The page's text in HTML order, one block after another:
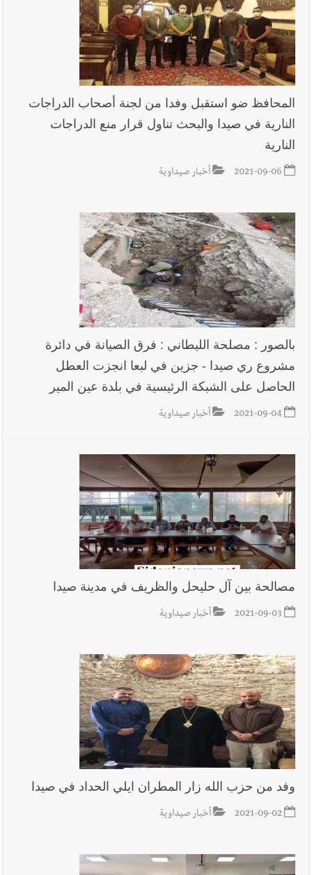
المحافظ ضو استقبل وفدا من لجنة أصحاب الدراجات
النارية في صيدا والبحث تناول قرار منع الدراجات
النارية
2021-09-06 أخبار صيداوية
بالصور : مصلحة الليطاني : فرق الصيانة في دائرة
مشروع ري صيدا - جزين في لبعا انجزت العطل
الحاصل على الشبكة الرئيسية في بلدة عين المير
2021-09-04 أخبار صيداوية
مصالحة بين آل حليحل والظريف في مدينة صيدا
2021-09-03 أخبار صيداوية
وفد من حزب الله زار المطران ايلي الحداد في صيدا
2021-09-02 أخبار صيداوية